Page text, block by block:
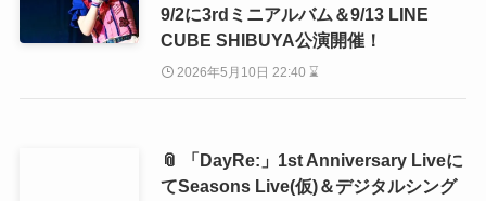
9/2に3rdミニアルバム＆9/13 LINE
CUBE SHIBUYA公演開催！
2026年5月10日 22:40 ⌛
📎 「DayRe:」1st Anniversary Liveに
てSeasons Live(仮)＆デジタルシング